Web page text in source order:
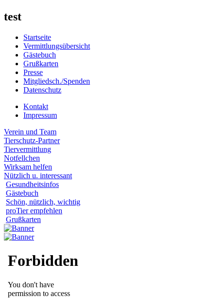
test
Startseite
Vermittlungsübersicht
Gästebuch
Grußkarten
Presse
Mitgliedsch./Spenden
Datenschutz
Kontakt
Impressum
Verein und Team
Tierschutz-Partner
Tiervermittlung
Notfellchen
Wirksam helfen
Nützlich u. interessant
Gesundheitsinfos
Gästebuch
Schön, nützlich, wichtig
proTier empfehlen
Grußkarten